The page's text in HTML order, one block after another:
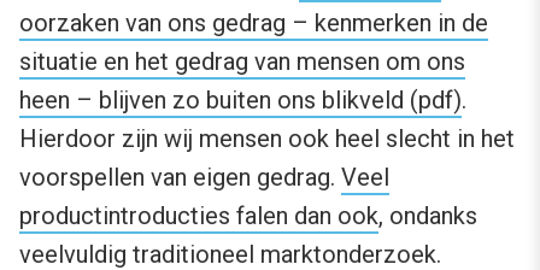
oorzaken van ons gedrag – kenmerken in de
situatie en het gedrag van mensen om ons
heen – blijven zo buiten ons blikveld (pdf).
Hierdoor zijn wij mensen ook heel slecht in het
voorspellen van eigen gedrag. Veel
productintroducties falen dan ook, ondanks
veelvuldig traditioneel marktonderzoek.